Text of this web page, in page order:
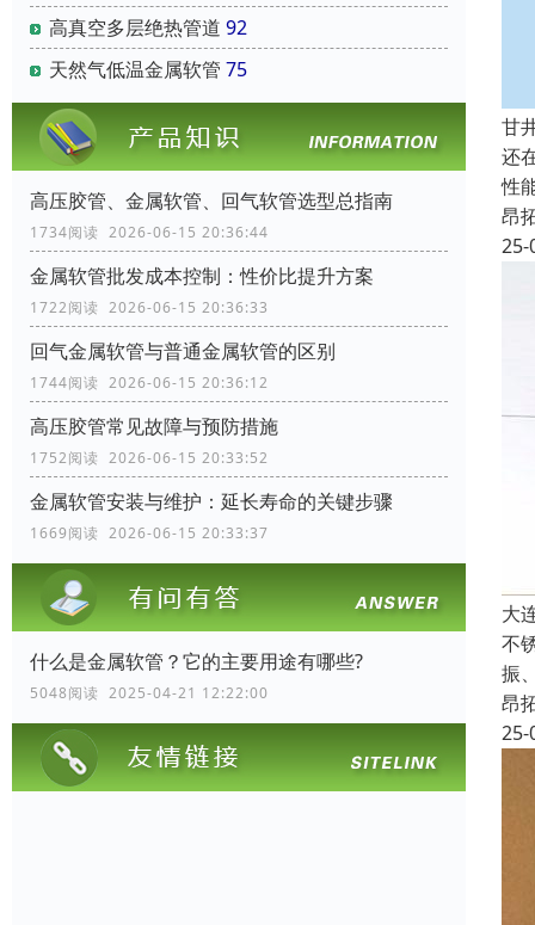
高真空多层绝热管道 92
天然气低温金属软管 75
高压胶管、金属软管、回气软管选型总指南
1734阅读 2026-06-15 20:36:44
金属软管批发成本控制：性价比提升方案
1722阅读 2026-06-15 20:36:33
回气金属软管与普通金属软管的区别
1744阅读 2026-06-15 20:36:12
高压胶管常见故障与预防措施
1752阅读 2026-06-15 20:33:52
金属软管安装与维护：延长寿命的关键步骤
1669阅读 2026-06-15 20:33:37
什么是金属软管？它的主要用途有哪些?
5048阅读 2025-04-21 12:22:00
甘
还
性
昂
25-
大
不
振
昂
25-